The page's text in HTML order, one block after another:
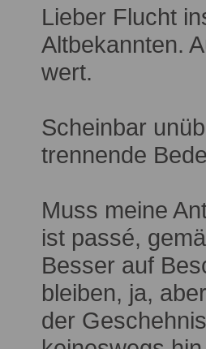
Lieber Flucht
Altbekannten.
wert.
Scheinbar
trennende
Muss meine
ist passé,
Besser auf
bleiben, ja,
der